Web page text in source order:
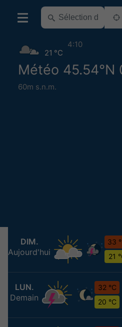
Météo 45.54°N
60m s.n.m.
21 °C
4:10
DIM.
Aujourd'hui
33
21
LUN.
Demain
32 °C
20 °C